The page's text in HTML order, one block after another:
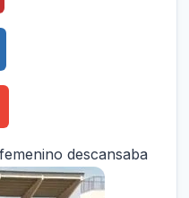
descansaba